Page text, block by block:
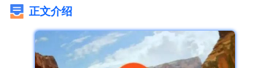
正文介绍